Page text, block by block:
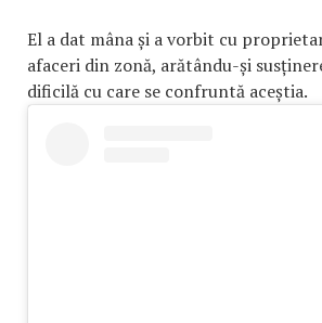
El a dat mâna și a vorbit cu
afaceri din zonă, arătându-și
dificilă cu care se confruntă aceștia.